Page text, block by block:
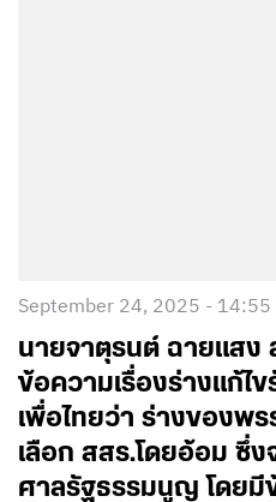
September 24, 2025 - 14:55
นายจาตุรนต์ ฉายแส
ข้อความเรื่องร่างแก้
เพื่อไทยว่า ร่างของพร
เลือก สสร.โดยอ้อม ซึ่
ศาลรัฐธรรมนูญ โดยมี